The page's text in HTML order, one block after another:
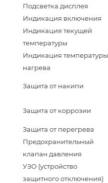
Подсветка дисплея
Индикация включения
Индикация текущей
температуры
Индикация температуры
нагрева
Защита от накипи
Защита от коррозии
Защита от перегрева
Предохранительный
клапан давления
УЗО (устройство
защитного отключения)